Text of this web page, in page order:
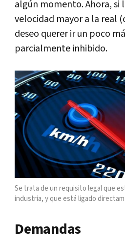
algún momento. Ahora, si
velocidad mayor a la real
deseo querer ir un poco
parcialmente inhibido.
Se trata de un requisito legal que
industria, y que está ligado
Demandas